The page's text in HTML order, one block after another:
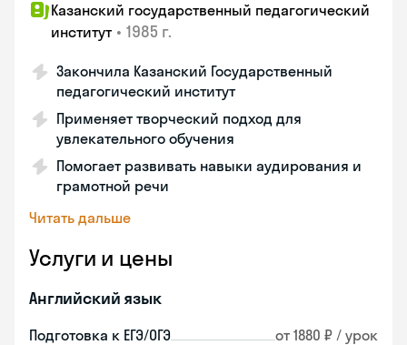
Казанский государственный педагогический
институт • 1985 г.
Закончила Казанский Государственный
педагогический институт
Применяет творческий подход для
увлекательного обучения
Помогает развивать навыки аудирования и
грамотной речи
Читать дальше
Услуги и цены
Английский язык
Подготовка к ЕГЭ/ОГЭ от 1880 ₽ / урок